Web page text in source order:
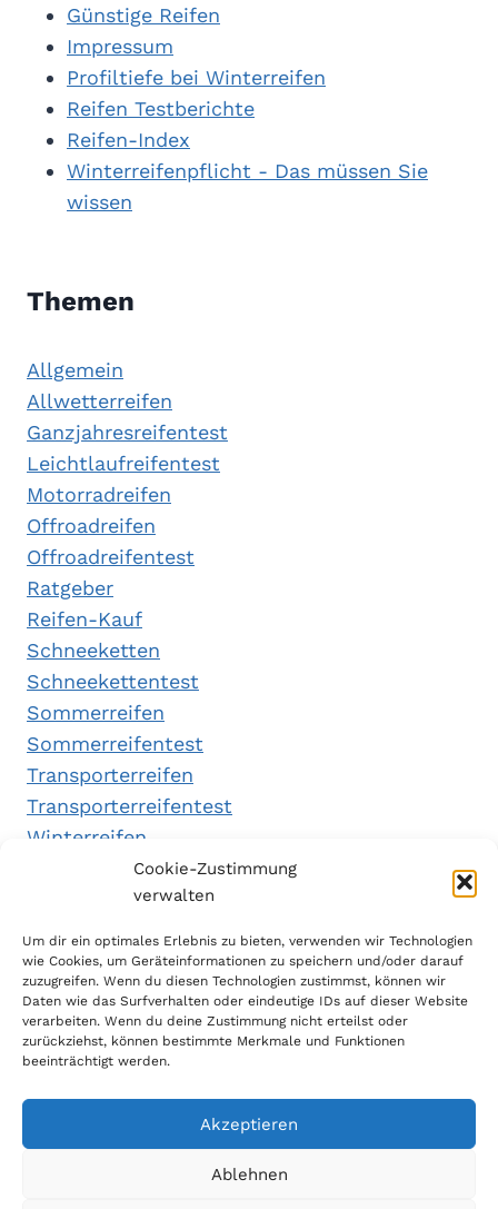
Cookie-Zustimmung
verwalten
Um dir ein optimales Erlebnis zu bieten, verwenden wir Technologien
wie Cookies, um Geräteinformationen zu speichern und/oder darauf
zuzugreifen. Wenn du diesen Technologien zustimmst, können wir
Daten wie das Surfverhalten oder eindeutige IDs auf dieser Website
verarbeiten. Wenn du deine Zustimmung nicht erteilst oder
zurückziehst, können bestimmte Merkmale und Funktionen
beeinträchtigt werden.
Akzeptieren
Ablehnen
Günstige Reifen
Impressum
Profiltiefe bei Winterreifen
Reifen Testberichte
Reifen-Index
Winterreifenpflicht - Das müssen Sie
wissen
Themen
Allgemein
Allwetterreifen
Ganzjahresreifentest
Leichtlaufreifentest
Motorradreifen
Offroadreifen
Offroadreifentest
Ratgeber
Reifen-Kauf
Schneeketten
Schneekettentest
Sommerreifen
Sommerreifentest
Transporterreifen
Transporterreifentest
Winterreifen
Winterreifentest
Empfehlungen
Handytarifvergleich
Luftsport Magazin